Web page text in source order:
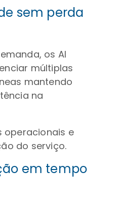
sem perda
os AI
múltiplas
mantendo
na
operacionais e
do serviço.
em tempo